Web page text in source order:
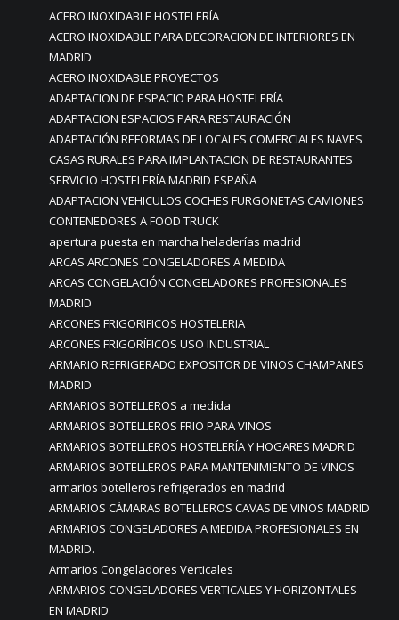
ACERO INOXIDABLE HOSTELERÍA
ACERO INOXIDABLE PARA DECORACION DE INTERIORES EN
MADRID
ACERO INOXIDABLE PROYECTOS
ADAPTACION DE ESPACIO PARA HOSTELERÍA
ADAPTACION ESPACIOS PARA RESTAURACIÓN
ADAPTACIÓN REFORMAS DE LOCALES COMERCIALES NAVES
CASAS RURALES PARA IMPLANTACION DE RESTAURANTES
SERVICIO HOSTELERÍA MADRID ESPAÑA
ADAPTACION VEHICULOS COCHES FURGONETAS CAMIONES
CONTENEDORES A FOOD TRUCK
apertura puesta en marcha heladerías madrid
ARCAS ARCONES CONGELADORES A MEDIDA
ARCAS CONGELACIÓN CONGELADORES PROFESIONALES
MADRID
ARCONES FRIGORIFICOS HOSTELERIA
ARCONES FRIGORÍFICOS USO INDUSTRIAL
ARMARIO REFRIGERADO EXPOSITOR DE VINOS CHAMPANES
MADRID
ARMARIOS BOTELLEROS a medida
ARMARIOS BOTELLEROS FRIO PARA VINOS
ARMARIOS BOTELLEROS HOSTELERÍA Y HOGARES MADRID
ARMARIOS BOTELLEROS PARA MANTENIMIENTO DE VINOS
armarios botelleros refrigerados en madrid
ARMARIOS CÁMARAS BOTELLEROS CAVAS DE VINOS MADRID
ARMARIOS CONGELADORES A MEDIDA PROFESIONALES EN
MADRID.
Armarios Congeladores Verticales
ARMARIOS CONGELADORES VERTICALES Y HORIZONTALES
EN MADRID